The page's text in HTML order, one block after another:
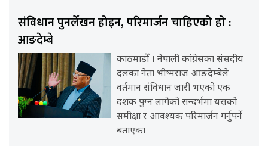
संविधान पुनर्लेखन होइन, परिमार्जन चाहिएको हो :
आङदेम्बे
काठमाडौँ । नेपाली कांग्रेसका संसदीय
दलका नेता भीष्मराज आङदेम्बेले
वर्तमान संविधान जारी भएको एक
दशक पुग्न लागेको सन्दर्भमा यसको
समीक्षा र आवश्यक परिमार्जन गर्नुपर्ने
बताएका